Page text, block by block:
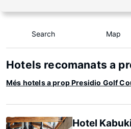
Search Map
Hotels recomanats a
Més hotels a prop Presidio Golf
Hotel